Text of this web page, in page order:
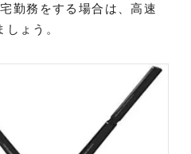
勤務をする場合は、高速
ょう。